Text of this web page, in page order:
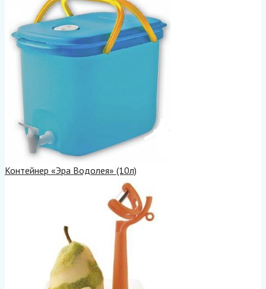
Контейнер «Эра Водолея» (10л)